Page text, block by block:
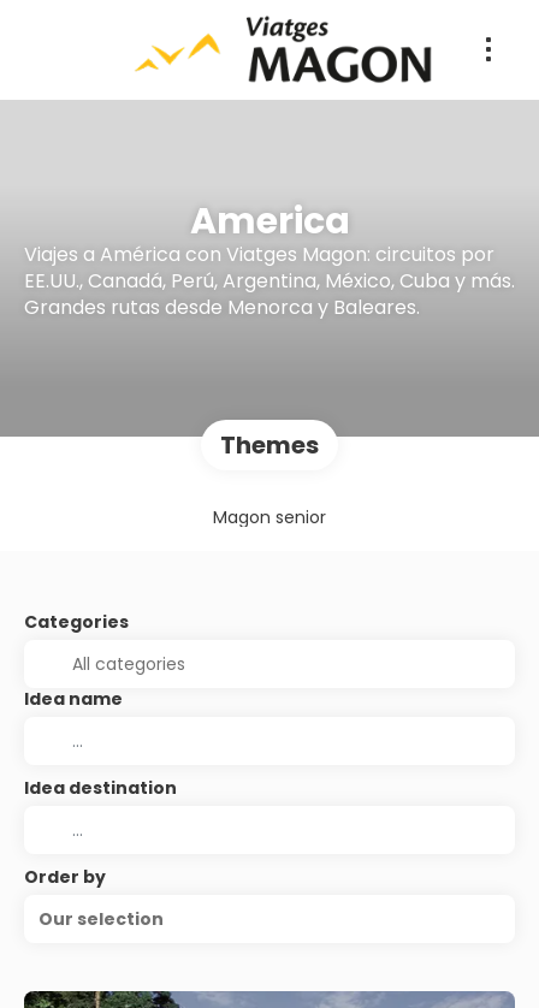
America
Viajes a América con Viatges Magon: circuitos por
EE.UU., Canadá, Perú, Argentina, México, Cuba y más.
Grandes rutas desde Menorca y Baleares.
Themes
Magon senior
Categories
Idea name
Idea destination
Order by
Our selection